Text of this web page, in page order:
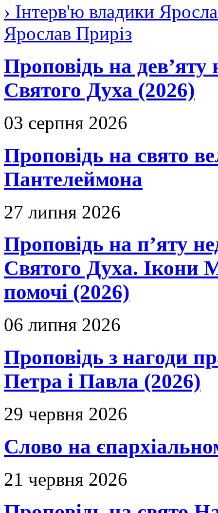
› Інтерв'ю владики
Ярослав Приріз
Проповідь на дев’яту
Святого Духа (2026)
03 серпня 2026
Проповідь на свято
Пантелеймона
27 липня 2026
Проповідь на п’яту
Святого Духа. Ікони
помочі (2026)
06 липня 2026
Проповідь з нагоди
Петра і Павла (2026)
29 червня 2026
Слово на
21 червня 2026